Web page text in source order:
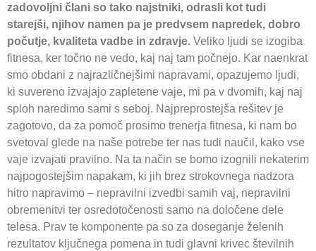
zadovoljni člani so tako najstniki, odrasli kot tudi
starejši, njihov namen pa je predvsem napredek, dobro
počutje, kvaliteta vadbe in zdravje. Veliko ljudi se izogiba
fitnesa, ker točno ne vedo, kaj naj tam počnejo. Kar naenkrat
smo obdani z najrazličnejšimi napravami, opazujemo ljudi,
ki suvereno izvajajo zapletene vaje, mi pa v dvomih, kaj naj
sploh naredimo sami s seboj. Najpreprostejša rešitev je
zagotovo, da za pomoč prosimo trenerja fitnesa, ki nam bo
svetoval glede na naše potrebe ter nas tudi naučil, kako vse
vaje izvajati pravilno. Na ta način se bomo izognili nekaterim
najpogostejšim napakam, ki jih brez strokovnega nadzora
hitro napravimo – nepravilni izvedbi samih vaj, nepravilni
obremenitvi ter osredotočenosti samo na določene dele
telesa. Prav te komponente pa so za doseganje želenih
rezultatov ključnega pomena in tudi glavni krivec številnih